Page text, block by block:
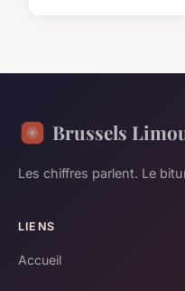
Brussels
Les chiffres parlent. Le
LIENS
Accueil